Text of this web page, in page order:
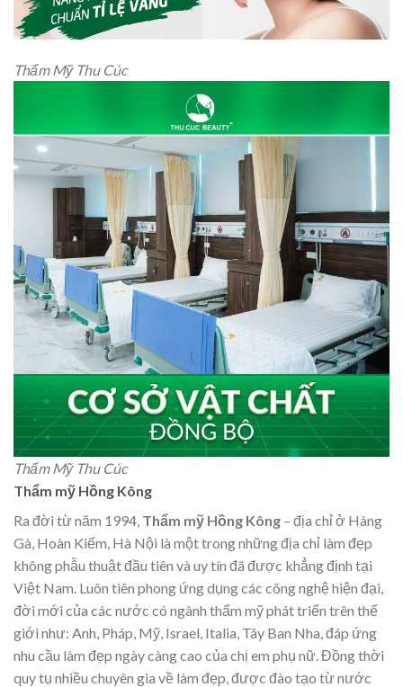
Thẩm Mỹ Thu Cúc
Thẩm Mỹ Thu Cúc
Thẩm mỹ Hồng Kông
Ra đời từ năm 1994, Thẩm mỹ Hồng Kông – địa chỉ ở Hàng
Gà, Hoàn Kiếm, Hà Nội là một trong những địa chỉ làm đẹp
không phẫu thuật đầu tiên và uy tín đã được khẳng định tại
Việt Nam. Luôn tiên phong ứng dụng các công nghệ hiện đại,
đời mới của các nước có ngành thẩm mỹ phát triển trên thế
giới như: Anh, Pháp, Mỹ, Israel, Italia, Tây Ban Nha, đáp ứng
nhu cầu làm đẹp ngày càng cao của chị em phụ nữ. Đồng thời
quy tụ nhiều chuyên gia về làm đẹp, được đào tạo từ nước